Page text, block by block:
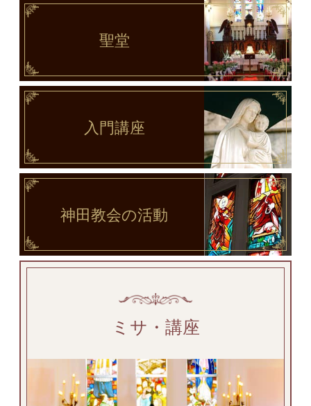
聖堂
入門講座
神田教会の活動
ミサ・講座